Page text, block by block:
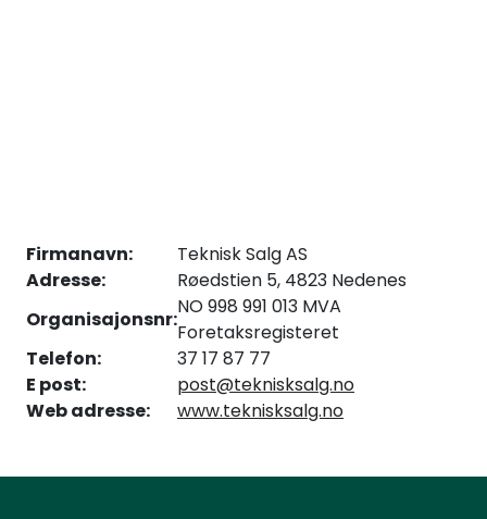
Firmanavn:
Teknisk Salg AS
Adresse:
Røedstien 5, 4823 Nedenes
Organisajonsnr:
NO 998 991 013 MVA
Foretaksregisteret
Telefon:
37 17 87 77
E post:
post@teknisksalg.no
Web adresse:
www.teknisksalg.no